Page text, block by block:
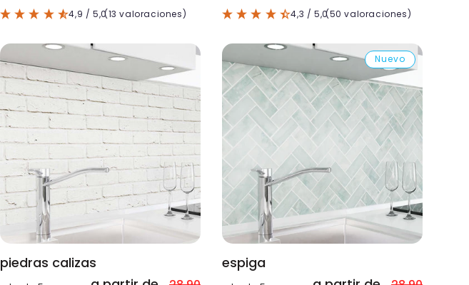
4,9 / 5,0(13 valoraciones) 4,3 / 5,0(50 valoraciones)
piedras calizas
Nuevo
espiga